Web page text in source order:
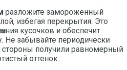
разложите замороженный
избегая перекрытия. Это
кусочков и обеспечит
забывайте периодически
получили равномерный
оттенок.